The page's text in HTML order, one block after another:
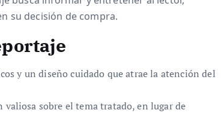
su decisión de compra.
y un diseño cuidado que atrae la atención del
sobre el tema tratado, en lugar de